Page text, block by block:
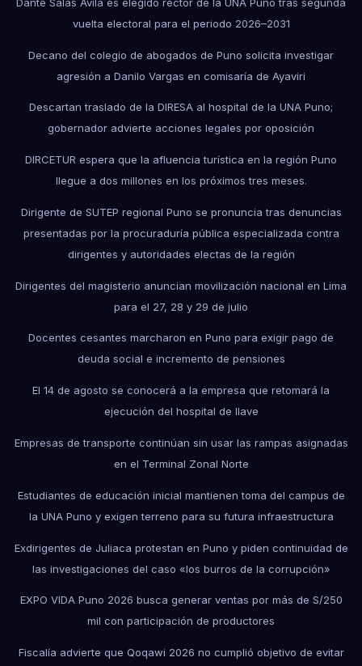
vuelta electoral para el periodo 2026–2031
Decano del colegio de abogados de Puno solicita investigar
agresión a Danilo Vargas en comisaría de Ayaviri
Descartan traslado de la DIRESA al hospital de la UNA Puno;
gobernador advierte acciones legales por oposición
DIRCETUR espera que la afluencia turística en la región Puno
llegue a dos millones en los próximos tres meses.
Dirigente de SUTEP regional Puno se pronuncia tras denuncias
presentadas por la procuraduría pública especializada contra
dirigentes y autoridades electas de la región
Dirigentes del magisterio anuncian movilización nacional en Lima
para el 27, 28 y 29 de julio
Docentes cesantes marcharon en Puno para exigir pago de
deuda social e incremento de pensiones
El 14 de agosto se conocerá a la empresa que retomará la
ejecución del hospital de Ilave
Empresas de transporte continúan sin usar las rampas asignadas
en el Terminal Zonal Norte
Estudiantes de educación inicial mantienen toma del campus de
la UNA Puno y exigen terreno para su futura infraestructura
Exdirigentes de Juliaca protestan en Puno y piden continuidad de
las investigaciones del caso «los burros de la corrupción»
EXPO VIDA Puno 2026 busca generar ventas por más de S/250
mil con participación de productores
Fiscalía advierte que Qoqawi 2026 no cumplió objetivo de evitar